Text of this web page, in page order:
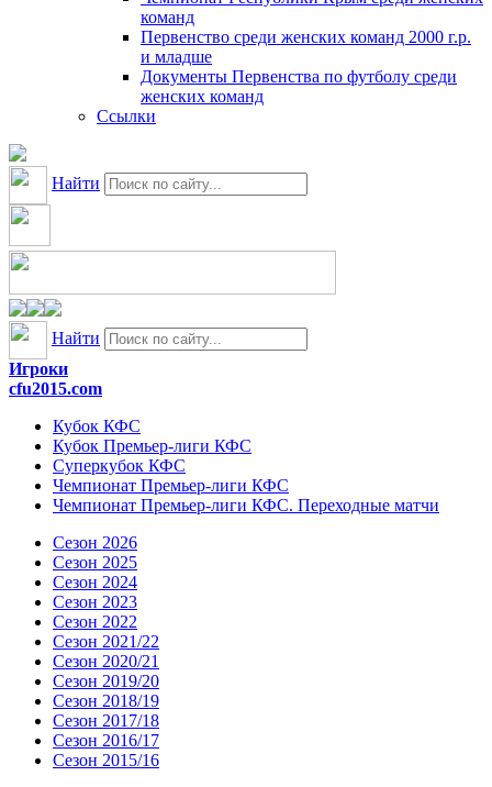
команд
Первенство среди женских команд 2000 г.р.
и младше
Документы Первенства по футболу среди
женских команд
Ссылки
Найти
Найти
Игроки
cfu2015.com
Кубок КФС
Кубок Премьер-лиги КФС
Суперкубок КФС
Чемпионат Премьер-лиги КФС
Чемпионат Премьер-лиги КФС. Переходные матчи
Сезон 2026
Сезон 2025
Сезон 2024
Сезон 2023
Сезон 2022
Сезон 2021/22
Сезон 2020/21
Сезон 2019/20
Сезон 2018/19
Сезон 2017/18
Сезон 2016/17
Сезон 2015/16